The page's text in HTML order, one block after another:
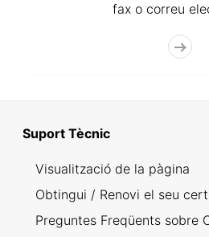
fax o correu
Suport Tècnic
Visualització de la pàgina
Obtingui / Renovi el seu
Preguntes Freqüents sobre